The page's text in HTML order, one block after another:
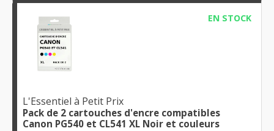
EN STOCK
L'Essentiel à Petit Prix
Pack de 2 cartouches d'encre compatibles
Canon PG540 et CL541 XL Noir et couleurs